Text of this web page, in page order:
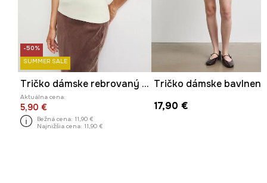
-50%
SUMMER SALE
Tričko dámske rebrovaný z modalu zelená farba
Aktuálna cena:
5,90 €
Bežná cena: 11,90 €
Najnižšia cena: 11,90 €
Tričko dámske bavlnené
17,90 €